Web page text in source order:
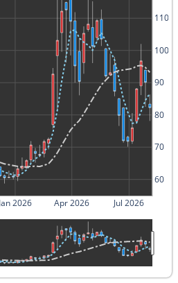
2026 Apr 2026 Jul 2026
60
70
80
90
100
110